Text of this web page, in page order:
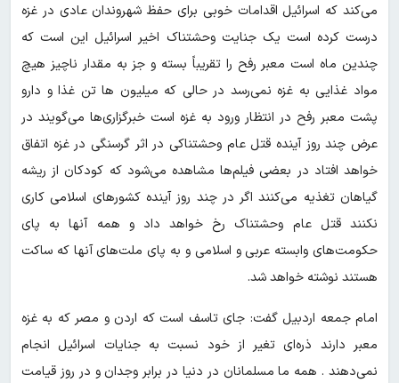
می‌کند که اسرائیل اقدامات خوبی برای حفظ شهروندان عادی در غزه
درست کرده است یک جنایت وحشتناک اخیر اسرائیل این است که
چندین ماه است معبر رفح را تقریباً بسته و جز به مقدار ناچیز هیچ
مواد غذایی به غزه نمی‌رسد در حالی که میلیون ها تن غذا و دارو
پشت معبر رفح در انتظار ورود به غزه است خبرگزاری‌ها می‌گویند در
عرض چند روز آینده قتل عام وحشتناکی در اثر گرسنگی در غزه اتفاق
خواهد افتاد در بعضی فیلم‌ها مشاهده می‌شود که کودکان از ریشه
گیاهان تغذیه می‌کنند اگر در چند روز آینده کشورهای اسلامی کاری
نکنند قتل عام وحشتناک رخ خواهد داد و همه آنها به پای
حکومت‌های وابسته عربی و اسلامی و به پای ملت‌های آنها که ساکت
هستند نوشته خواهد شد.
امام جمعه اردبیل گفت: جای تاسف است که اردن و مصر که به غزه
معبر دارند ذره‌ای تغیر از خود نسبت به جنایات اسرائیل انجام
نمی‌دهند . همه ما مسلمانان در دنیا در برابر وجدان و در روز قیامت